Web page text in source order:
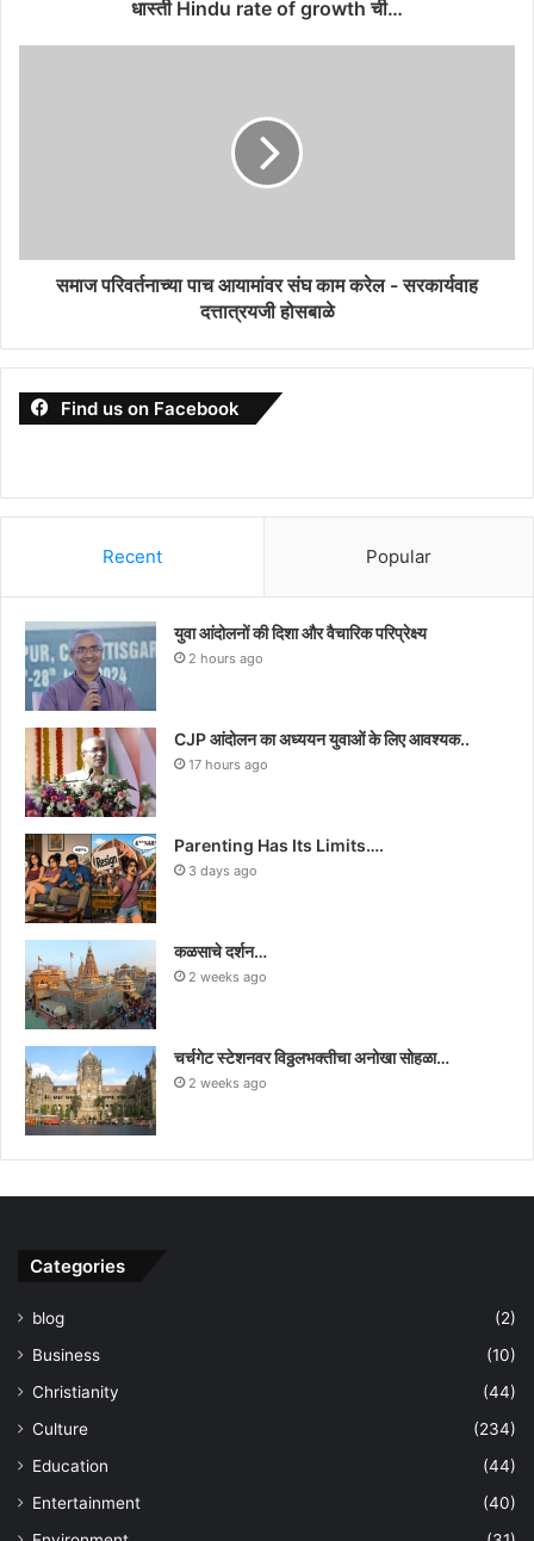
धास्ती Hindu rate of growth ची…
समाज परिवर्तनाच्या पाच आयामांवर संघ काम करेल - सरकार्यवाह
दत्तात्रयजी होसबाळे
Find us on Facebook
Recent Popular
युवा आंदोलनों की दिशा और वैचारिक परिप्रेक्ष्य
2 hours ago
CJP आंदोलन का अध्ययन युवाओं के लिए आवश्यक..
17 hours ago
Parenting Has Its Limits….
3 days ago
कळसाचे दर्शन…
2 weeks ago
चर्चगेट स्टेशनवर विठ्ठलभक्तीचा अनोखा सोहळा…
2 weeks ago
Categories
blog
(2)
Business
(10)
Christianity
(44)
Culture
(234)
Education
(44)
Entertainment
(40)